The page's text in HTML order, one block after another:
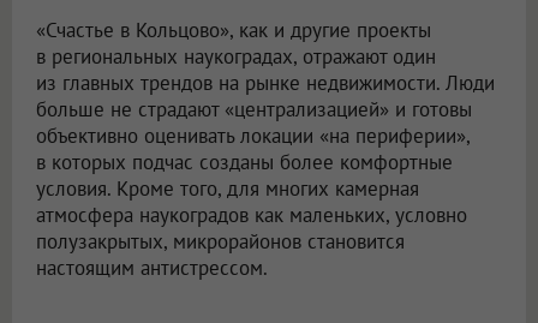
«Счастье в Кольцово», как и другие проекты
в региональных наукоградах, отражают один
из главных трендов на рынке недвижимости. Люди
больше не страдают «централизацией» и готовы
объективно оценивать локации «на периферии»,
в которых подчас созданы более комфортные
условия. Кроме того, для многих камерная
атмосфера наукоградов как маленьких, условно
полузакрытых, микрорайонов становится
настоящим антистрессом.